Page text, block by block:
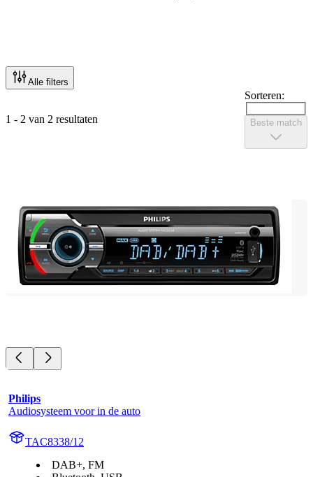
Alle filters
1 - 2 van 2 resultaten
Sorteren:
Beste match
Philips
Audiosysteem voor in de auto
TAC8338/12
DAB+, FM